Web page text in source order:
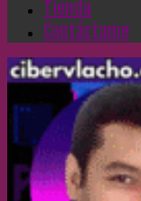
Tienda
Contáctame